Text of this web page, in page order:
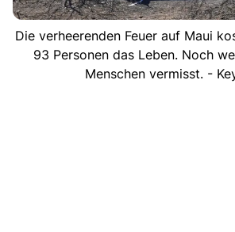
Die verheerenden Feuer auf Maui
93 Personen das Leben. Noch
Menschen vermisst. -